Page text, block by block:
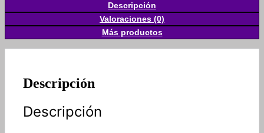
Descripción
Valoraciones (0)
Más productos
Descripción
Descripción